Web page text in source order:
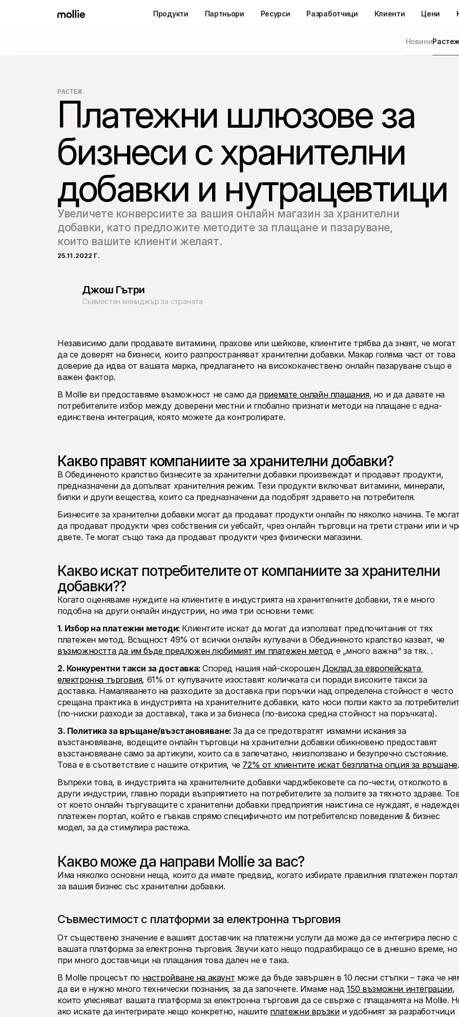
Продукти Партньори Ресурси Разработчици Клиенти Цени
Новини
РАСТЕЖ
Платежни шлюзове за
бизнеси с хранителни
добавки и нутрацевтици
Увеличете конверсиите за вашия онлайн магазин за хранителни
добавки, като предложите методите за плащане и пазаруване,
които вашите клиенти желаят.
25.11.2022 Г.
Джош Гътри
Съвместен мениджър за страната
Независимо дали продавате витамини‚ прахове или шейкове‚ клиентите трябва да знаят, че могат
да се доверят на бизнеси, които разпространяват хранителни добавки. Макар голяма част от това
доверие да идва от вашата марка‚ предлагането на висококачествено онлайн пазаруване също е
важен фактор.
В Mollie ви предоставяме възможност не само да приемате онлайн плащания‚ но и да давате на
потребителите избор между доверени местни и глобално признати методи на плащане с една-
единствена интеграция, която можете да контролирате.
Какво правят компаниите за хранителни добавки?
В Обединеното кралство бизнесите за хранителни добавки произвеждат и продават продукти,
предназначени да допълват хранителния режим. Тези продукти включват витамини, минерали,
билки и други вещества, които са предназначени да подобрят здравето на потребителя.
Бизнесите за хранителни добавки могат да продават продукти онлайн по няколко начина. Те
да продават продукти чрез собствения си уебсайт, чрез онлайн търговци на трети страни или и
двете. Те могат също така да продават продукти чрез физически магазини.
Какво искат потребителите от компаниите за хранителни
добавки??
Когато оценяваме нуждите на клиентите в индустрията на хранителните добавки, тя е много
подобна на други онлайн индустрии, но има три основни теми:
1. Избор на платежни методи: Клиентите искат да могат да използват предпочитания от тях
платежен метод. Всъщност 49% от всички онлайн купувачи в Обединеното кралство казват, че
възможността да им бъде предложен любимият им платежен метод е „много важна“ за тях. .
2. Конкурентни такси за доставка: Според нашия най-скорошен Доклад за европейската
електронна търговия, 61% от купувачите изоставят количката си поради високите такси за
доставка. Намаляването на разходите за доставка при поръчки над определена стойност е често
срещана практика в индустрията на хранителните добавки, като носи ползи както за
(по-ниски разходи за доставка), така и за бизнеса (по-висока средна стойност на поръчката).
3. Политика за връщане/възстановяване: За да се предотвратят измамни искания за
възстановяване, водещите онлайн търговци на хранителни добавки обикновено предоставят
възстановяване само за артикули, които са в запечатано, неизползвано и безупречно състояние.
Това е в съответствие с нашите открития, че 72% от клиентите искат безплатна опция за връщане
Въпреки това, в индустрията на хранителните добавки чарджбековете са по-чести, отколкото в
други индустрии, главно поради възприятието на потребителите за ползите за тяхното здраве.
от което онлайн търгуващите с хранителни добавки предприятия наистина се нуждаят, е
платежен портал, който е гъвкав спрямо специфичното им потребителско поведение & бизнес
модел, за да стимулира растежа.
Какво може да направи Mollie за вас?
Има няколко основни неща, които да имате предвид, когато избирате правилния платежен портал
за вашия бизнес със хранителни добавки.
Съвместимост с платформи за електронна търговия
От съществено значение е вашият доставчик на платежни услуги да може да се интегрира лесно с
вашата платформа за електронна търговия. Звучи като нещо подразбиращо се в днешно време, но
при много доставчици на плащания това далеч не е така.
В Mollie процесът по настройване на акаунт може да бъде завършен в 10 лесни стъпки – така че
да ви е нужно много технически познания, за да започнете. Имаме над 150 възможни интеграции,
които улесняват вашата платформа за електронна търговия да се свърже с плащанията на Mollie.
ако искате да интегрирате нещо конкретно, нашите платежни връзки
и удобният за разработчици